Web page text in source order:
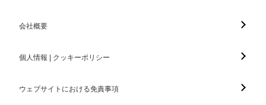
会社概要
個人情報 | クッキーポリシー
ウェブサイトにおける免責事項